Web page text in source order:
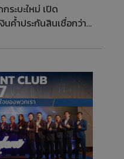
ะบะใหม่ เปิด
นค้ำประกันสินเชื่อกว่า 1
โยบายรัฐบาล